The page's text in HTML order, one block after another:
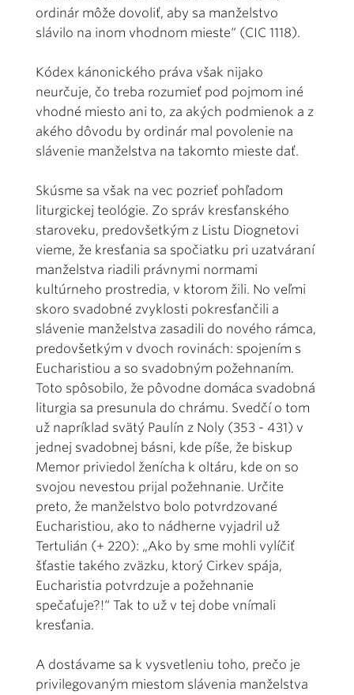
ordinár môže dovoliť, aby sa manželstvo
slávilo na inom vhodnom mieste“ (CIC 1118).
Kódex kánonického práva však nijako
neurčuje, čo treba rozumieť pod pojmom iné
vhodné miesto ani to, za akých podmienok a z
akého dôvodu by ordinár mal povolenie na
slávenie manželstva na takomto mieste dať.
Skúsme sa však na vec pozrieť pohľadom
liturgickej teológie. Zo správ kresťanského
staroveku, predovšetkým z Listu Diognetovi
vieme, že kresťania sa spočiatku pri uzatváraní
manželstva riadili právnymi normami
kultúrneho prostredia, v ktorom žili. No veľmi
skoro svadobné zvyklosti pokresťančili a
slávenie manželstva zasadili do nového rámca,
predovšetkým v dvoch rovinách: spojením s
Eucharistiou a so svadobným požehnaním.
Toto spôsobilo, že pôvodne domáca svadobná
liturgia sa presunula do chrámu. Svedčí o tom
už napríklad svätý Paulín z Noly (353 - 431) v
jednej svadobnej básni, kde píše, že biskup
Memor priviedol ženícha k oltáru, kde on so
svojou nevestou prijal požehnanie. Určite
preto, že manželstvo bolo potvrdzované
Eucharistiou, ako to nádherne vyjadril už
Tertulián (+ 220): „Ako by sme mohli vylíčiť
šťastie takého zväzku, ktorý Cirkev spája,
Eucharistia potvrdzuje a požehnanie
spečaťuje?!“ Tak to už v tej dobe vnímali
kresťania.
A dostávame sa k vysvetleniu toho, prečo je
privilegovaným miestom slávenia manželstva